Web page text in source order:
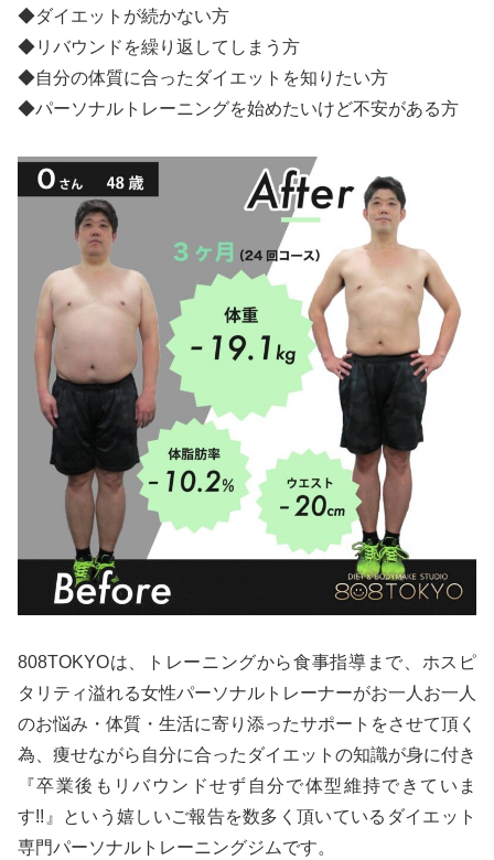
◆ダイエットが続かない方
◆リバウンドを繰り返してしまう方
◆自分の体質に合ったダイエットを知りたい方
◆パーソナルトレーニングを始めたいけど不安がある方
808TOKYOは、トレーニングから食事指導まで、ホスピ
タリティ溢れる女性パーソナルトレーナーがお一人お一人
のお悩み・体質・生活に寄り添ったサポートをさせて頂く
為、痩せながら自分に合ったダイエットの知識が身に付き
『卒業後もリバウンドせず自分で体型維持できていま
す!!』という嬉しいご報告を数多く頂いているダイエット
専門パーソナルトレーニングジムです。